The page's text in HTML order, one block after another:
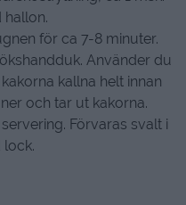
hallon.
för ca 7-8 minuter.
Använder du
kallna helt innan
och tar ut kakorna.
Förvaras svalt i
lock.